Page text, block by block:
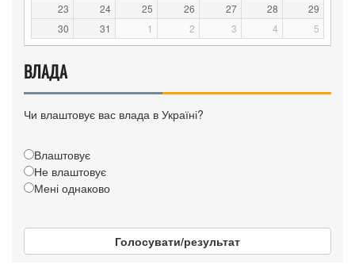
23
24 25 26 27 28
29
30
31 1 2 3 4 5
ВЛАДА
Чи влаштовує вас влада в Україні?
Влаштовує
Не влаштовує
Мені однаково
Голосувати/результат